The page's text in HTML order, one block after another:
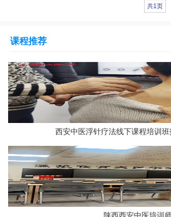
共1页
课程推荐
西安中医浮针疗法线下课程培训